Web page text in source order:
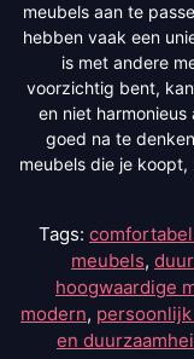
meubels aan te
hebben vaak een
is met andere
voorzichtig bent,
en niet harmonieus
goed na te
meubels die je
Tags:
meubels,
hoogwaardige
modern,
en